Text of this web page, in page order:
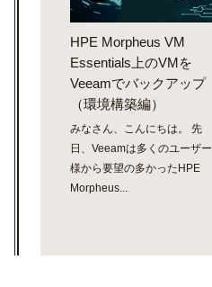
HPE Morpheus VM
Essentials上のVMを
Veeamでバックアップ
（環境構築編）
みなさん、こんにちは。 先
日、Veeamは多くのユーザー
様から要望の多かったHPE
Morpheus...